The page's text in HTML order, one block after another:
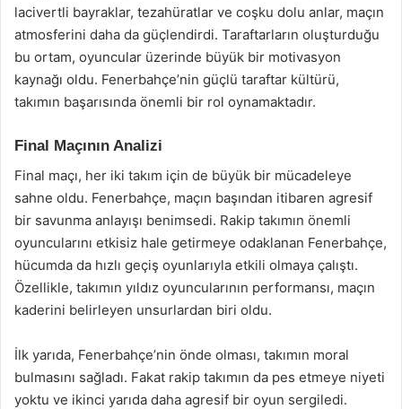
lacivertli bayraklar, tezahüratlar ve coşku dolu anlar, maçın
atmosferini daha da güçlendirdi. Taraftarların oluşturduğu
bu ortam, oyuncular üzerinde büyük bir motivasyon
kaynağı oldu. Fenerbahçe’nin güçlü taraftar kültürü,
takımın başarısında önemli bir rol oynamaktadır.
Final Maçının Analizi
Final maçı, her iki takım için de büyük bir mücadeleye
sahne oldu. Fenerbahçe, maçın başından itibaren agresif
bir savunma anlayışı benimsedi. Rakip takımın önemli
oyuncularını etkisiz hale getirmeye odaklanan Fenerbahçe,
hücumda da hızlı geçiş oyunlarıyla etkili olmaya çalıştı.
Özellikle, takımın yıldız oyuncularının performansı, maçın
kaderini belirleyen unsurlardan biri oldu.
İlk yarıda, Fenerbahçe’nin önde olması, takımın moral
bulmasını sağladı. Fakat rakip takımın da pes etmeye niyeti
yoktu ve ikinci yarıda daha agresif bir oyun sergiledi.